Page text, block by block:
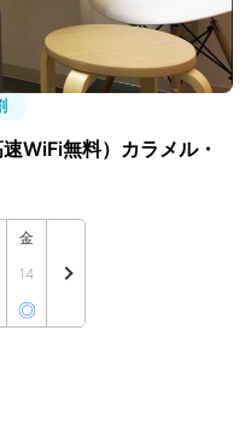
WiFi無料）カラメル・
金
14
◎